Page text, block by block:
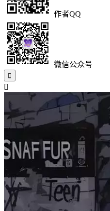
作者QQ
微信公众号